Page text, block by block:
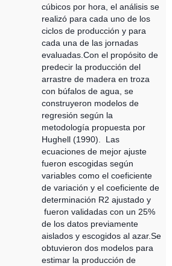
cúbicos por hora, el análisis se
realizó para cada uno de los
ciclos de producción y para
cada una de las jornadas
evaluadas.Con el propósito de
predecir la producción del
arrastre de madera en troza
con búfalos de agua, se
construyeron modelos de
regresión según la
metodología propuesta por
Hughell (1990). Las
ecuaciones de mejor ajuste
fueron escogidas según
variables como el coeficiente
de variación y el coeficiente de
determinación R2 ajustado y
fueron validadas con un 25%
de los datos previamente
aislados y escogidos al azar.Se
obtuvieron dos modelos para
estimar la producción de